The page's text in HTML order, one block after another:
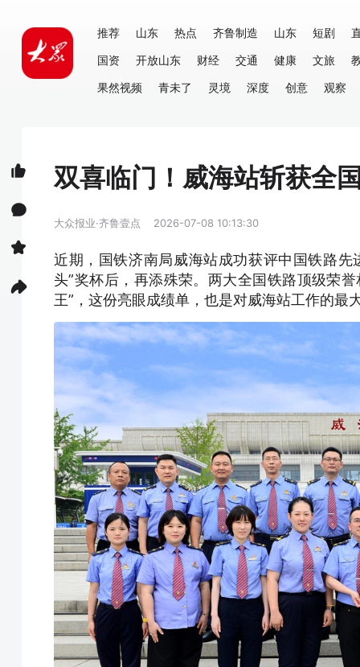
推荐 山东 热点 齐鲁制造 山东 短剧
国资
开放山东 财经 交通 健康 文旅
果然视频
青未了 灵境 深度 创意 观察
双喜临门！威海站斩获全
大众报业·齐鲁壹点 2026-07-08 10:13:30
近期，国铁济南局威海站成功获评中国铁路
头”奖杯后，再添殊荣。两大全国铁路顶级荣
王”，这份亮眼成绩单，也是对威海站工作的最